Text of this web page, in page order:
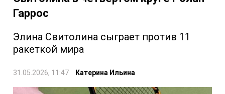
Гаррос
Элина Свитолина сыграет против 11
ракеткой мира
31.05.2026, 11:47 Катерина Ильина